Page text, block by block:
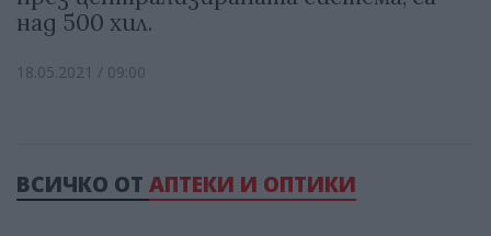
над 500 хил.
18.05.2021 / 09:00
ВСИЧКО ОТ АПТЕКИ И ОПТИКИ